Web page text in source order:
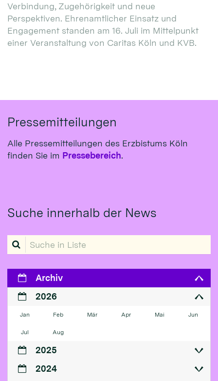
Verbindung, Zugehörigkeit und neue
Perspektiven. Ehrenamtlicher Einsatz und
Engagement standen am 16. Juli im Mittelpunkt
einer Veranstaltung von Caritas Köln und KVB.
Pressemitteilungen
Alle Pressemitteilungen des Erzbistums Köln
finden Sie im Pressebereich.
Suche innerhalb der News
Suche in Liste
Archiv
2026
Jan Feb Mär Apr Mai Jun
Jul Aug
2025
2024